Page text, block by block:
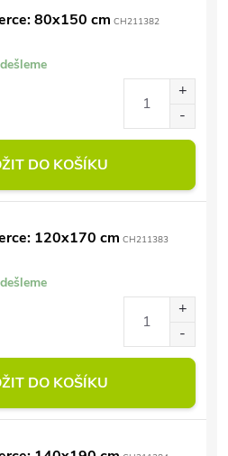
80x150 cm CH211382
DO KOŠÍKU
120x170 cm CH211383
DO KOŠÍKU